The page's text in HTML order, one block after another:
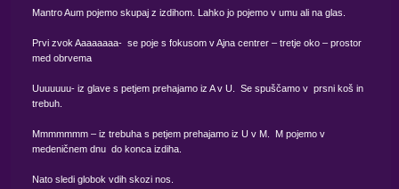
Mantro Aum pojemo skupaj z izdihom. Lahko jo pojemo v umu ali na glas.
Prvi zvok Aaaaaaaa- se poje s fokusom v Ajna centrer – tretje oko – prostor
med obrvema
Uuuuuuu- iz glave s petjem prehajamo iz A v U. Se spuščamo v prsni koš in
trebuh.
Mmmmmmm – iz trebuha s petjem prehajamo iz U v M. M pojemo v
medeničnem dnu do konca izdiha.
Nato sledi globok vdih skozi nos.